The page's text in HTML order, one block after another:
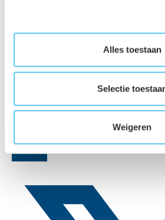
Alles toestaan
Selectie
Weigeren
LinkedIn